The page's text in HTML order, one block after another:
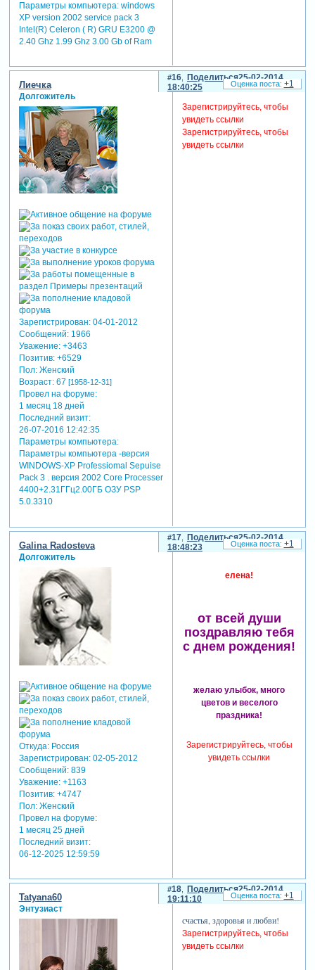
Параметры компьютера:windows
XP version 2002 service pack 3
Intel(R) Celeron ( R) GRU E3200 @
2.40 Ghz 1.99 Ghz 3.00 Gb of Ram
Поделиться
16
25-02-2014
18:40:25
Лиечка
Долгожитель
Зарегистрирован: 04-01-2012
Сообщений:1966
Уважение: +3463
Позитив: +6529
Пол:Женский
Возраст:67 [1958-12-31]
Провел на форуме:
1 месяц 18 дней
Последний визит:
26-07-2016 12:42:35
Параметры компьютера:
Параметры компьютера -версия
WINDOWS-XP Professiomal Sepuise
Pack 3 . версия 2002 Core Processer
4400+2.31ГГц2.00ГБ ОЗУ PSP
5.0.3310
Зарегистрируйтесь, чтобы
увидеть ссылки
Зарегистрируйтесь, чтобы
увидеть ссылки
+1
Поделиться
17
25-02-2014
18:48:23
Galina Radosteva
Долгожитель
Откуда:Россия
Зарегистрирован: 02-05-2012
Сообщений:839
Уважение: +1163
Позитив: +4747
Пол:Женский
Провел на форуме:
1 месяц 25 дней
Последний визит:
06-12-2025 12:59:59
елена!
от всей души
поздравляю тебя
с днем рождения!
желаю улыбок, много
цветов и веселого
праздника!
Зарегистрируйтесь, чтобы
увидеть ссылки
+1
Поделиться
18
25-02-2014
19:11:10
Tatyana60
Энтузиаст
счастья, здоровья и любви!
Зарегистрируйтесь, чтобы
увидеть ссылки
+1